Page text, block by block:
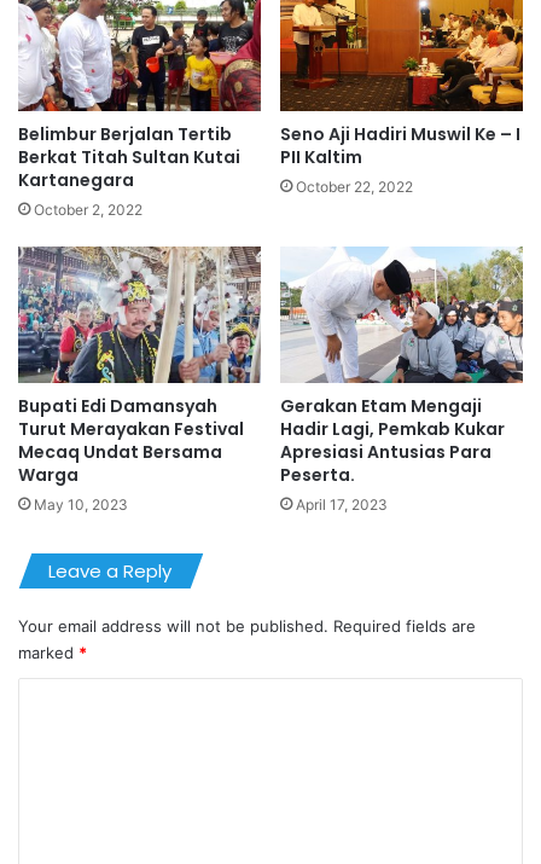
Belimbur Berjalan Tertib
Berkat Titah Sultan Kutai
Kartanegara
October 2, 2022
Seno Aji Hadiri Muswil Ke – I
PII Kaltim
October 22, 2022
Bupati Edi Damansyah
Turut Merayakan Festival
Mecaq Undat Bersama
Warga
May 10, 2023
Gerakan Etam Mengaji
Hadir Lagi, Pemkab Kukar
Apresiasi Antusias Para
Peserta.
April 17, 2023
Leave a Reply
Your email address will not be published. Required fields are
marked *